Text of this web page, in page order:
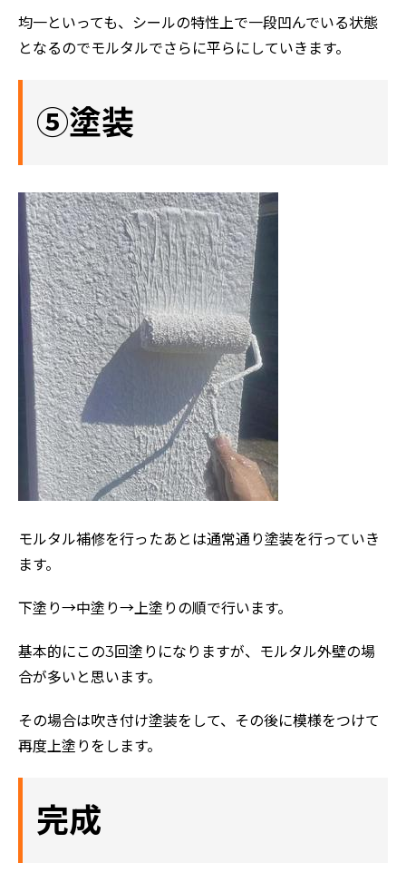
均一といっても、シールの特性上で一段凹んでいる状態
となるのでモルタルでさらに平らにしていきます。
⑤塗装
モルタル補修を行ったあとは通常通り塗装を行っていき
ます。
下塗り→中塗り→上塗りの順で行います。
基本的にこの3回塗りになりますが、モルタル外壁の場
合が多いと思います。
その場合は吹き付け塗装をして、その後に模様をつけて
再度上塗りをします。
完成